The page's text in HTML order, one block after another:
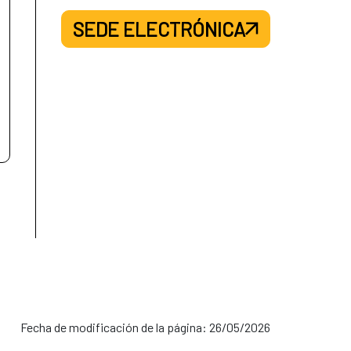
SEDE ELECTRÓNICA
Fecha de modificación de la página: 26/05/2026